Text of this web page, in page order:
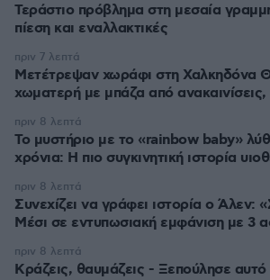
Τεράστιο πρόβλημα στη μεσαία
πίεση και εναλλακτικές
Μετέτρεψαν χωράφι στη Χαλκηδόνα
χωματερή με μπάζα από
πριν 7 λεπτά
Το μυστήριο με το «rainbow baby»
χρόνια: Η πιο συγκινητική ιστορία
πριν 8 λεπτά
Συνεχίζει να γράφει ιστορία ο Άλεν:
Μέσι σε εντυπωσιακή εμφάνιση με 3
πριν 8 λεπτά
Κράζεις, θαυμάζεις - Ξεπούλησε αυτό
πριν 8 λεπτά